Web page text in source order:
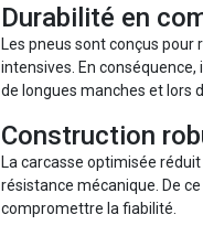
Durabilité en
Les pneus sont conçus pour
intensives. En
de longues manches et lors
Construction
La carcasse optimisée
résistance mécanique. De
compromettre la fiabilité.